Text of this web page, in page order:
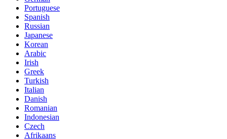
Portuguese
Spanish
Russian
Japanese
Korean
Arabic
Irish
Greek
Turkish
Italian
Danish
Romanian
Indonesian
Czech
Afrikaans